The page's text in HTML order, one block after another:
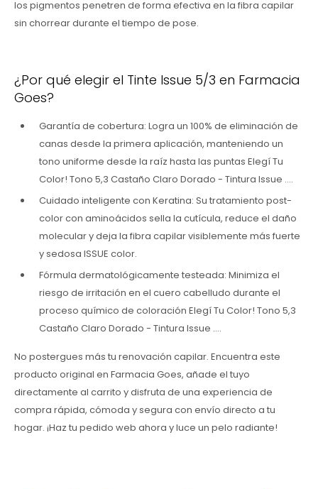
los pigmentos penetren de forma efectiva en la fibra capilar
sin chorrear durante el tiempo de pose.
¿Por qué elegir el Tinte Issue 5/3 en Farmacia
Goes?
Garantía de cobertura: Logra un 100% de eliminación de
canas desde la primera aplicación, manteniendo un
tono uniforme desde la raíz hasta las puntas Elegí Tu
Color! Tono 5,3 Castaño Claro Dorado - Tintura Issue ....
Cuidado inteligente con Keratina: Su tratamiento post-
color con aminoácidos sella la cutícula, reduce el daño
molecular y deja la fibra capilar visiblemente más fuerte
y sedosa ISSUE color.
Fórmula dermatológicamente testeada: Minimiza el
riesgo de irritación en el cuero cabelludo durante el
proceso químico de coloración Elegí Tu Color! Tono 5,3
Castaño Claro Dorado - Tintura Issue ....
No postergues más tu renovación capilar. Encuentra este
producto original en Farmacia Goes, añade el tuyo
directamente al carrito y disfruta de una experiencia de
compra rápida, cómoda y segura con envío directo a tu
hogar. ¡Haz tu pedido web ahora y luce un pelo radiante!